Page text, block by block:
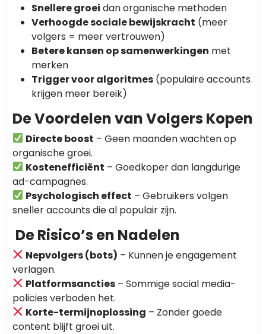
Snellere groei dan organische methoden
Verhoogde sociale bewijskracht (meer
volgers = meer vertrouwen)
Betere kansen op samenwerkingen met
merken
Trigger voor algoritmes (populaire accounts
krijgen meer bereik)
De Voordelen van Volgers Kopen
Directe boost – Geen maanden wachten op
organische groei.
Kostenefficiënt – Goedkoper dan langdurige
ad-campagnes.
Psychologisch effect – Gebruikers volgen
sneller accounts die al populair zijn.
De Risico’s en Nadelen
Nepvolgers (bots) – Kunnen je engagement
verlagen.
Platformsancties – Sommige social media-
policies verboden het.
Korte-termijnoplossing – Zonder goede
content blijft groei uit.